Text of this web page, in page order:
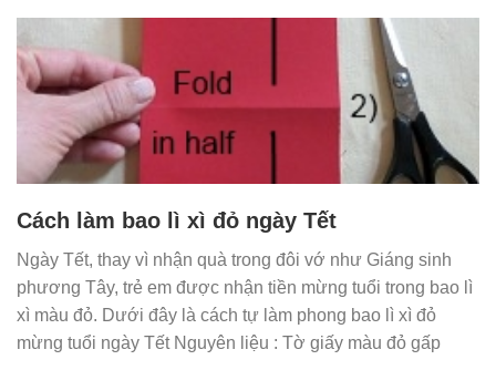
Cách làm bao lì xì đỏ ngày Tết
Ngày Tết, thay vì nhận quà trong đôi vớ như Giáng sinh
phương Tây, trẻ em được nhận tiền mừng tuổi trong bao lì
xì màu đỏ. Dưới đây là cách tự làm phong bao lì xì đỏ
mừng tuổi ngày Tết Nguyên liệu : Tờ giấy màu đỏ gấp